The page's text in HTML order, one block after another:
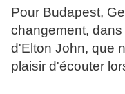
Pour Budapest,
changement,
d'Elton John, que
plaisir d'écouter